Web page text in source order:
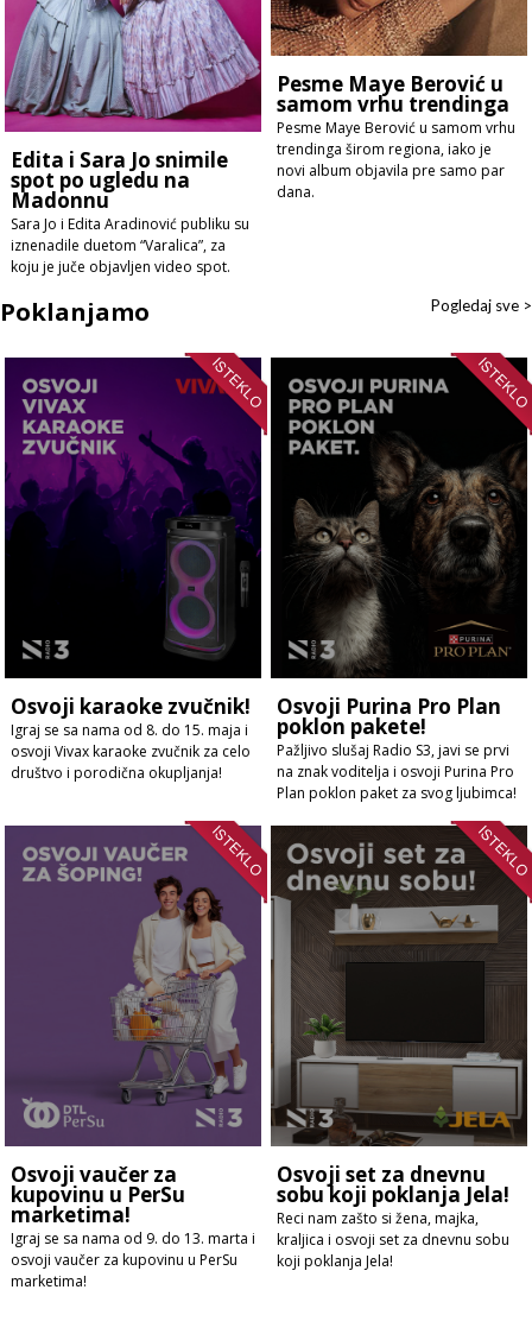
Edita i Sara Jo snimile
spot po ugledu na
Madonnu
Sara Jo i Edita Aradinović publiku su
iznenadile duetom “Varalica”, za
koju je juče objavljen video spot.
Pesme Maye Berović u
samom vrhu trendinga
Pesme Maye Berović u samom vrhu
trendinga širom regiona, iako je
novi album objavila pre samo par
dana.
Poklanjamo Pogledaj sve >
ISTEKLO
Osvoji karaoke zvučnik!
Igraj se sa nama od 8. do 15. maja i
osvoji Vivax karaoke zvučnik za celo
društvo i porodična okupljanja!
Osvoji Purina Pro Plan
poklon pakete!
Pažljivo slušaj Radio S3, javi se prvi
na znak voditelja i osvoji Purina Pro
Plan poklon paket za svog ljubimca!
ISTEKLO
Osvoji vaučer za
kupovinu u PerSu
marketima!
Igraj se sa nama od 9. do 13. marta i
osvoji vaučer za kupovinu u PerSu
marketima!
Osvoji set za dnevnu
sobu koji poklanja Jela!
Reci nam zašto si žena, majka,
kraljica i osvoji set za dnevnu sobu
koji poklanja Jela!